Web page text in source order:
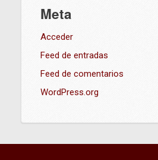
Meta
Acceder
Feed de entradas
Feed de comentarios
WordPress.org